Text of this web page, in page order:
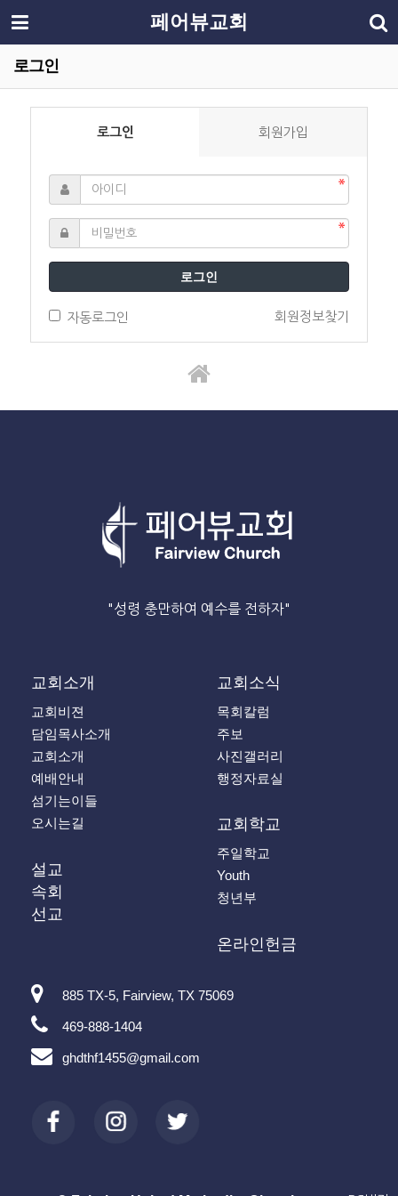
페어뷰교회
로그인
로그인 회원가입
로그인
자동로그인 회원정보찾기
"성령 충만하여 예수를 전하자"
교회소개
교회비젼
담임목사소개
교회소개
예배안내
섬기는이들
오시는길
설교
속회
선교
교회소식
목회칼럼
주보
사진갤러리
행정자료실
교회학교
주일학교
Youth
청년부
온라인헌금
885 TX-5, Fairview, TX 75069
469-888-1404
ghdthf1455@gmail.com